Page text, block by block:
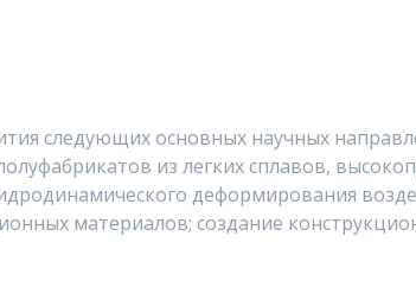
следующих основных научных
из легких сплавов,
деформирования
материалов; создание